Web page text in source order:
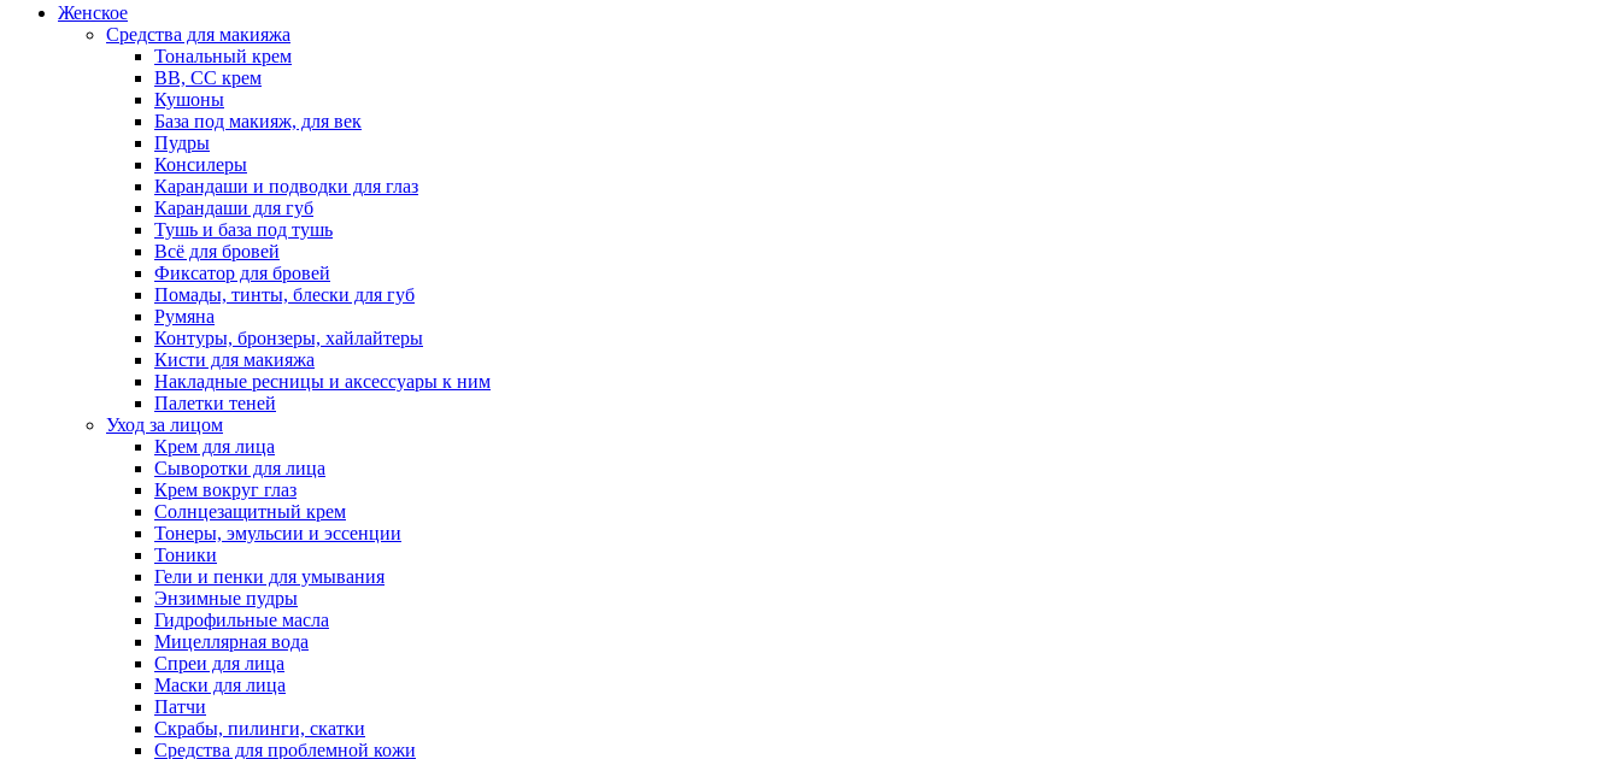
Женское
Средства для макияжа
Тональный крем
BB, CC крем
Кушоны
База под макияж, для век
Пудры
Консилеры
Карандаши и подводки для глаз
Карандаши для губ
Тушь и база под тушь
Всё для бровей
Фиксатор для бровей
Помады, тинты, блески для губ
Румяна
Контуры, бронзеры, хайлайтеры
Кисти для макияжа
Накладные ресницы и аксессуары к ним
Палетки теней
Уход за лицом
Крем для лица
Сыворотки для лица
Крем вокруг глаз
Солнцезащитный крем
Тонеры, эмульсии и эссенции
Тоники
Гели и пенки для умывания
Энзимные пудры
Гидрофильные масла
Мицеллярная вода
Спреи для лица
Маски для лица
Патчи
Скрабы, пилинги, скатки
Средства для проблемной кожи